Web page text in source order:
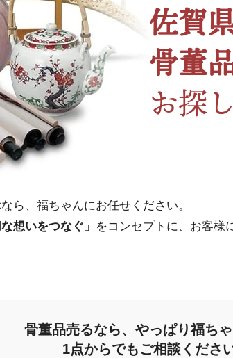
佐賀
骨董
お探
ら、福ちゃんにお任せください。
な想いをつなぐ」 をコンセプトに、お客様
骨董品売るなら、やっぱり福ち
1点からでもご相談くださ